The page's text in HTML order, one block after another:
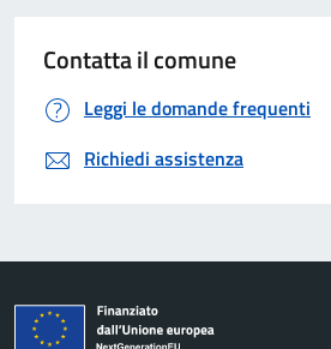
Contatta il comune
Leggi le domande frequenti
Richiedi assistenza